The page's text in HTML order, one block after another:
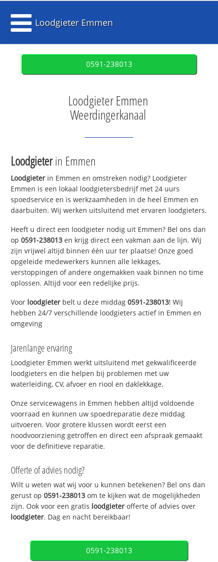
Loodgieter Emmen
0591-238013
Loodgieter Emmen
Weerdingerkanaal
Loodgieterin Emmen
Loodgieter in Emmen en omstreken nodig? Loodgieter
Emmen is een lokaal loodgietersbedrijf met 24 uurs
spoedservice en is werkzaamheden in de heel Emmen en
daarbuiten. Wij werken uitsluitend met ervaren loodgieters.
Heeft u direct een loodgieter nodig uit Emmen? Bel ons dan
op0591-238013 en krijg direct een vakman aan de lijn. Wij
zijn vrijwel altijd binnen één uur ter plaatse! Onze goed
opgeleide medewerkers kunnen alle lekkages,
verstoppingen of andere ongemakken vaak binnen no time
oplossen. Altijd voor een redelijke prijs.
Voor loodgieter belt u deze middag0591-238013! Wij
hebben 24/7 verschillende loodgieters actief in Emmen en
omgeving
Jarenlange ervaring
Loodgieter Emmen werkt uitsluitend met gekwalificeerde
loodgieters en die helpen bij problemen met uw
waterleiding, CV, afvoer en riool en daklekkage.
Onze servicewagens in Emmen hebben altijd voldoende
voorraad en kunnen uw spoedreparatie deze middag
uitvoeren. Voor grotere klussen wordt eerst een
noodvoorziening getroffen en direct een afspraak gemaakt
voor de definitieve reparatie.
Offerte of advies nodig?
Wilt u weten wat wij voor u kunnen betekenen? Bel ons dan
gerust op0591-238013 om te kijken wat de mogelijkheden
zijn. Ook voor een gratis loodgieter offerte of advies over
loodgieter. Dag en nacht bereikbaar!
0591-238013